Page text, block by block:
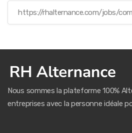
Nous sommes la plateforme 100%
entreprises avec la personne idéale